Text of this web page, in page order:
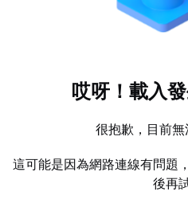
哎呀！載入
很抱歉，目前無
這可能是因為網路連線有問題
後再